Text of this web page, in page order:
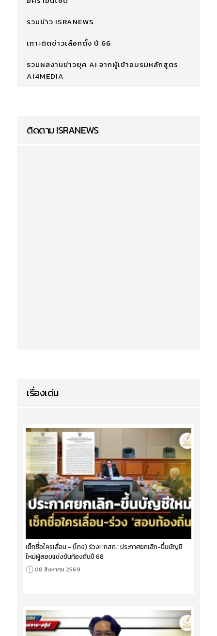
รวมข่าว ISRANEWS
เกาะติดข่าวเลือกตั้ง ปี 66
รวมผลงานข่าวยุค AI จากผู้เข้าอบรมหลักสูตร
AI4MEDIA
ติดตาม ISRANEWS
เรื่องเด่น
เช็กชื่อใครเลื่อน - (โกง) ร่วง! 'กสถ.' ประกาศยกเลิก-ขึ้นบัญชี
ใหม่ผู้สอบแข่งขันท้องถิ่นปี 68
08 สิงหาคม 2569